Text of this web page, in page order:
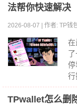
法帮你快速解决
2026-08-07 | 作者: TP钱
在
停
行
TPwallet怎么删